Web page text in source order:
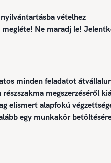
nyilvántartásba vételhez
Ne maradj le!
minden feladatot
részszakma megszerzéséről
elismert alapfokú
egy munkakör betöltésére